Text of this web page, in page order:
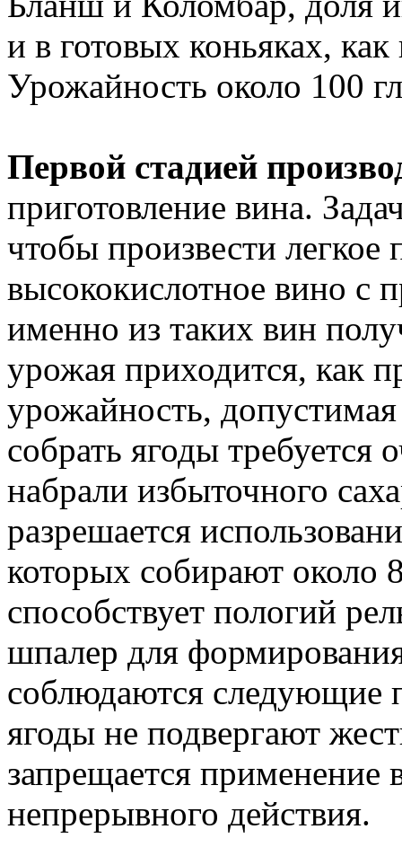
и в готовых коньяках,
Урожайность около 100
Первой стадией
приготовление вина.
чтобы произвести легкое
высококислотное вино с
именно из таких вин
урожая приходится, как
урожайность,
собрать ягоды
набрали избыточного
разрешается
которых собирают около
способствует пологий
шпалер для
соблюдаются следующие
ягоды не подвергают
запрещается применение
непрерывного действия.